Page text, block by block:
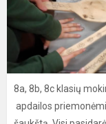
8a, 8b, 8c klasių
apdailos